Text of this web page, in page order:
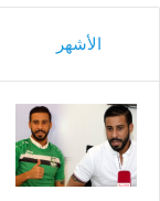
الأشهر